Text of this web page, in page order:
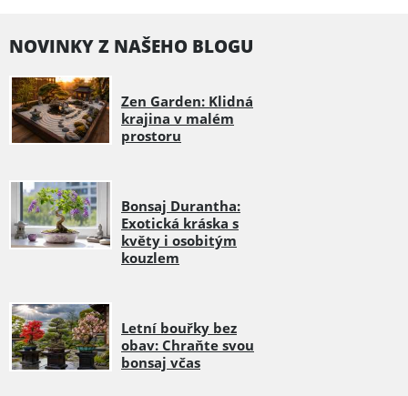
NOVINKY Z NAŠEHO BLOGU
Zen Garden: Klidná
krajina v malém
prostoru
Bonsaj Durantha:
Exotická kráska s
květy i osobitým
kouzlem
Letní bouřky bez
obav: Chraňte svou
bonsaj včas